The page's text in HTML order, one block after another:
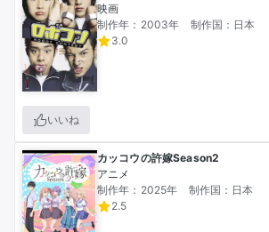
私の投稿記事はAI要約みたいな箇条書
すが、AI機能の文章なんて手抜きにも
て使っていません
AIがこのスタイルをパクってきたんだ
断片的に思い出したことをアレもコレ
くなったが故のやつです
ボキャブラリーが拙く、単に底が浅い
だけです
読書感想文をあらすじで水増しするし
す…
映画
制作年：2003年
制作国：日本
3.0
いいね
カッコウの許嫁Season2
アニメ
制作年：2025年
制作国：日本
2.5